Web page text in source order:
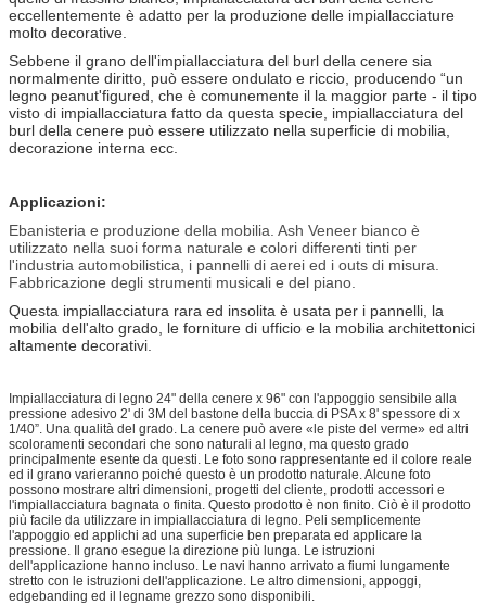
eccellentemente è adatto per la produzione delle impiallacciature
molto decorative.
Sebbene il grano dell'impiallacciatura del burl della cenere sia
normalmente diritto, può essere ondulato e riccio, producendo “un
legno peanut'figured, che è comunemente il la maggior parte - il tipo
visto di impiallacciatura fatto da questa specie, impiallacciatura del
burl della cenere può essere utilizzato nella superficie di mobilia,
decorazione interna ecc.
Applicazioni:
Ebanisteria e produzione della mobilia. Ash Veneer bianco è
utilizzato nella suoi forma naturale e colori differenti tinti per
l'industria automobilistica, i pannelli di aerei ed i outs di misura.
Fabbricazione degli strumenti musicali e del piano.
Questa impiallacciatura rara ed insolita è usata per i pannelli, la
mobilia dell'alto grado, le forniture di ufficio e la mobilia architettonici
altamente decorativi.
Impiallacciatura di legno 24" della cenere x 96" con l'appoggio sensibile alla
pressione adesivo 2' di 3M del bastone della buccia di PSA x 8' spessore di x
1/40”. Una qualità del grado. La cenere può avere «le piste del verme» ed altri
scoloramenti secondari che sono naturali al legno, ma questo grado
principalmente esente da questi. Le foto sono rappresentante ed il colore reale
ed il grano varieranno poiché questo è un prodotto naturale. Alcune foto
possono mostrare altri dimensioni, progetti del cliente, prodotti accessori e
l'impiallacciatura bagnata o finita. Questo prodotto è non finito. Ciò è il prodotto
più facile da utilizzare in impiallacciatura di legno. Peli semplicemente
l'appoggio ed applichi ad una superficie ben preparata ed applicare la
pressione. Il grano esegue la direzione più lunga. Le istruzioni
dell'applicazione hanno incluso. Le navi hanno arrivato a fiumi lungamente
stretto con le istruzioni dell'applicazione. Le altro dimensioni, appoggi,
edgebanding ed il legname grezzo sono disponibili.